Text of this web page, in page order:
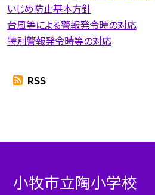
いじめ防止基本方針
台風等による警報発令時の対応
特別警報発令時等の対応
RSS
小牧市立陶小学校